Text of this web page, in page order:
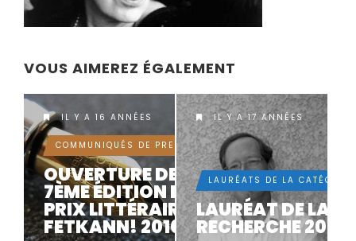
VOUS AIMEREZ ÉGALEMENT
IL Y A 16 ANNÉES
COMMUNIQUÉS DE PRESSE
OUVERTURE DE LA
7ÈME ÉDITION DU
PRIX LITTÉRAIRE
FETKANN! 2010
IL Y A 17 ANNÉES
LAURÉATS DE LA
LAURÉAT DE LA
RECHERCHE 2009